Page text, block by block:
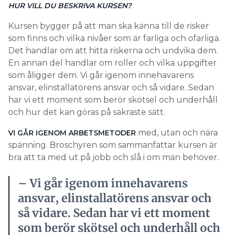
HUR VILL DU BESKRIVA KURSEN?
Kursen bygger på att man ska känna till de risker
som finns och vilka nivåer som är farliga och ofarliga.
Det handlar om att hitta riskerna och undvika dem.
En annan del handlar om roller och vilka uppgifter
som åligger dem. Vi går igenom innehavarens
ansvar, elinstallatörens ansvar och så vidare. Sedan
har vi ett moment som berör skötsel och underhåll
och hur det kan göras på säkraste sätt.
VI GÅR IGENOM ARBETSMETODER med, utan och nära
spänning. Broschyren som sammanfattar kursen är
bra att ta med ut på jobb och slå i om man behöver.
– Vi går igenom innehavarens
ansvar, elinstallatörens ansvar och
så vidare. Sedan har vi ett moment
som berör skötsel och underhåll och